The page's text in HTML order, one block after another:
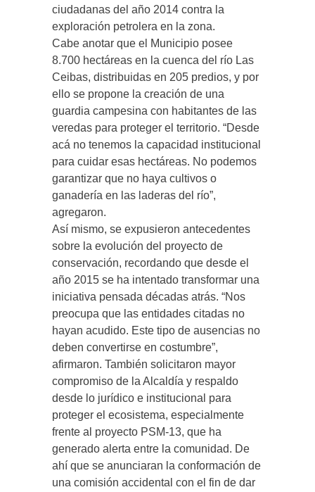
ciudadanas del año 2014 contra la
exploración petrolera en la zona.
Cabe anotar que el Municipio posee
8.700 hectáreas en la cuenca del río Las
Ceibas, distribuidas en 205 predios, y por
ello se propone la creación de una
guardia campesina con habitantes de las
veredas para proteger el territorio. “Desde
acá no tenemos la capacidad institucional
para cuidar esas hectáreas. No podemos
garantizar que no haya cultivos o
ganadería en las laderas del río”,
agregaron.
Así mismo, se expusieron antecedentes
sobre la evolución del proyecto de
conservación, recordando que desde el
año 2015 se ha intentado transformar una
iniciativa pensada décadas atrás. “Nos
preocupa que las entidades citadas no
hayan acudido. Este tipo de ausencias no
deben convertirse en costumbre”,
afirmaron. También solicitaron mayor
compromiso de la Alcaldía y respaldo
desde lo jurídico e institucional para
proteger el ecosistema, especialmente
frente al proyecto PSM-13, que ha
generado alerta entre la comunidad. De
ahí que se anunciaran la conformación de
una comisión accidental con el fin de dar